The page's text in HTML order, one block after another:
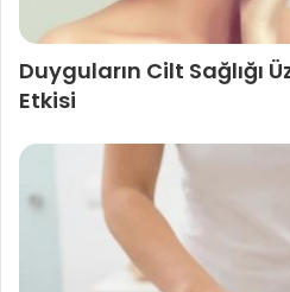
Duyguların Cilt Sağlığı
Etkisi